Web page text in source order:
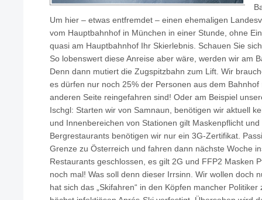
Um hier – etwas entfremdet – einen ehemaligen
vom Hauptbahnhof in München in einer Stunde, ohne
quasi am Hauptbahnhof Ihr Skierlebnis. Schauen Sie
So lobenswert diese Anreise aber wäre, werden wir am
Denn dann mutiert die Zugspitzbahn zum Lift. Wir
es dürfen nur noch 25% der Personen aus dem
anderen Seite reingefahren sind! Oder am Beispiel
Ischgl: Starten wir von Samnaun, benötigen wir aktuell
und Innenbereichen von Stationen gilt Maskenpflicht
Bergrestaurants benötigen wir nur ein 3G-Zertifikat.
Grenze zu Österreich und fahren dann nächste Woche
Restaurants geschlossen, es gilt 2G und FFP2 Masken
noch mal! Was soll denn dieser Irrsinn. Wir wollen doch
hat sich das „Skifahren“ in den Köpfen mancher